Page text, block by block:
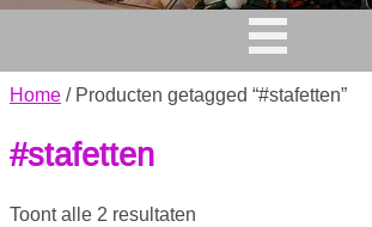
Home / Producten getagged “#stafetten”
#stafetten
Toont alle 2 resultaten